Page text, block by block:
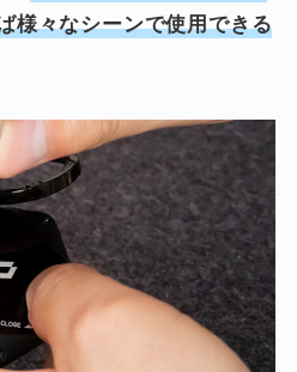
様々なシーンで使用できる